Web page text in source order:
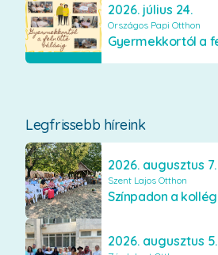
2026. július 24.
Országos Papi Otthon
Legfrissebb híreink
2026. augusztus 7.
Szent Lajos Otthon
2026. augusztus 5.